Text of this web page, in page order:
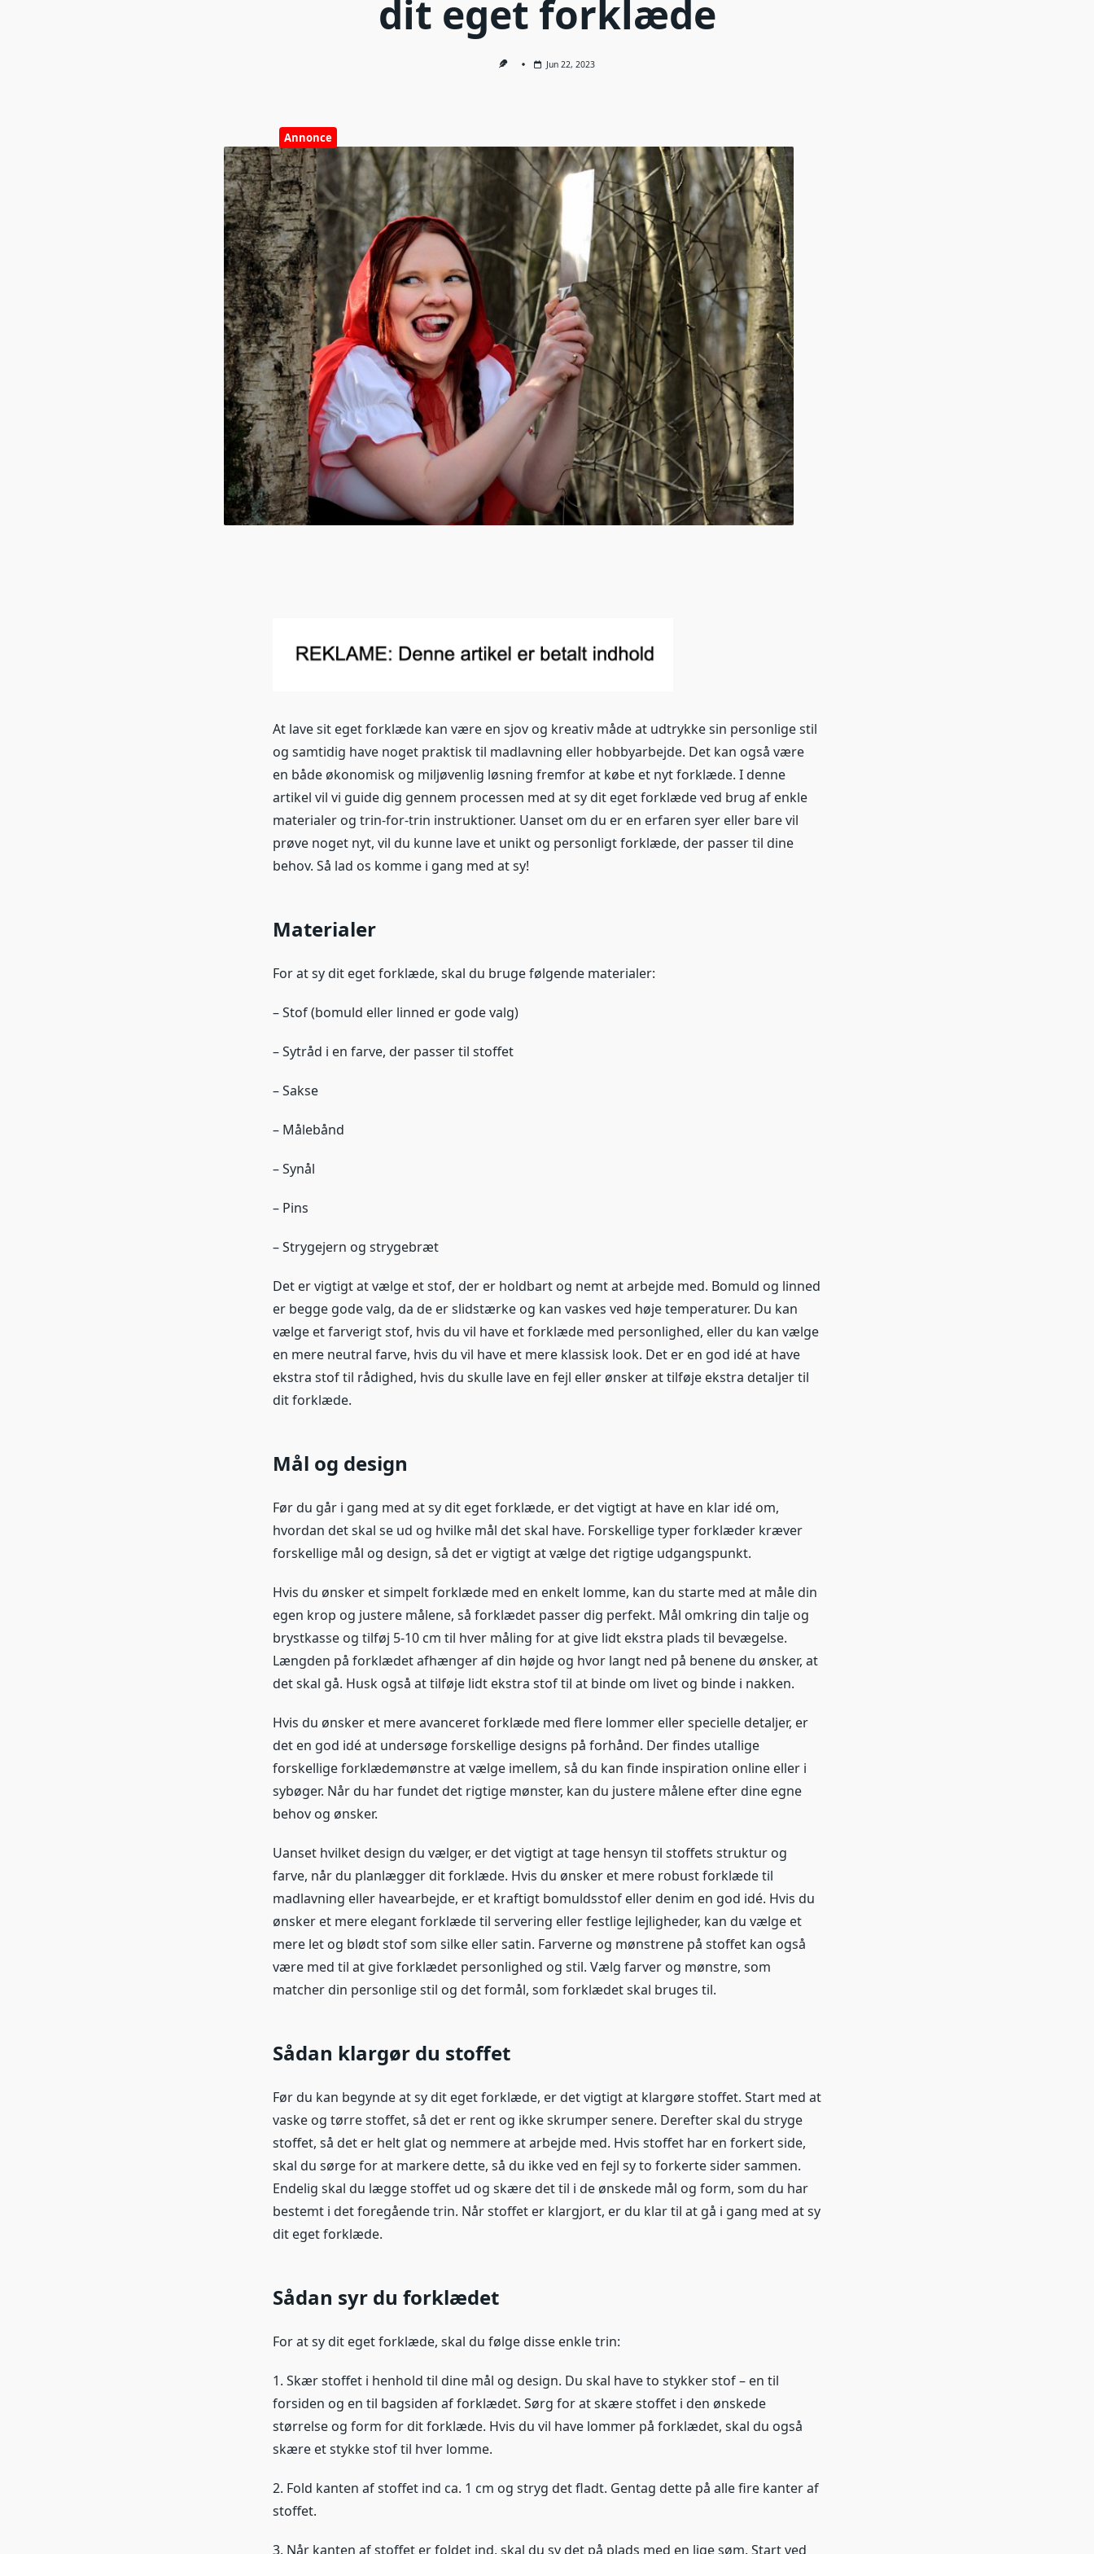
dit eget forklæde
Jun 22, 2023
Annonce
At lave sit eget forklæde kan være en sjov og kreativ måde at udtrykke sin personlige stil
og samtidig have noget praktisk til madlavning eller hobbyarbejde. Det kan også være
en både økonomisk og miljøvenlig løsning fremfor at købe et nyt forklæde. I denne
artikel vil vi guide dig gennem processen med at sy dit eget forklæde ved brug af enkle
materialer og trin-for-trin instruktioner. Uanset om du er en erfaren syer eller bare vil
prøve noget nyt, vil du kunne lave et unikt og personligt forklæde, der passer til dine
behov. Så lad os komme i gang med at sy!
Materialer
For at sy dit eget forklæde, skal du bruge følgende materialer:
– Stof (bomuld eller linned er gode valg)
– Sytråd i en farve, der passer til stoffet
– Sakse
– Målebånd
– Synål
– Pins
– Strygejern og strygebræt
Det er vigtigt at vælge et stof, der er holdbart og nemt at arbejde med. Bomuld og linned
er begge gode valg, da de er slidstærke og kan vaskes ved høje temperaturer. Du kan
vælge et farverigt stof, hvis du vil have et forklæde med personlighed, eller du kan vælge
en mere neutral farve, hvis du vil have et mere klassisk look. Det er en god idé at have
ekstra stof til rådighed, hvis du skulle lave en fejl eller ønsker at tilføje ekstra detaljer til
dit forklæde.
Mål og design
Før du går i gang med at sy dit eget forklæde, er det vigtigt at have en klar idé om,
hvordan det skal se ud og hvilke mål det skal have. Forskellige typer forklæder kræver
forskellige mål og design, så det er vigtigt at vælge det rigtige udgangspunkt.
Hvis du ønsker et simpelt forklæde med en enkelt lomme, kan du starte med at måle din
egen krop og justere målene, så forklædet passer dig perfekt. Mål omkring din talje og
brystkasse og tilføj 5-10 cm til hver måling for at give lidt ekstra plads til bevægelse.
Længden på forklædet afhænger af din højde og hvor langt ned på benene du ønsker, at
det skal gå. Husk også at tilføje lidt ekstra stof til at binde om livet og binde i nakken.
Hvis du ønsker et mere avanceret forklæde med flere lommer eller specielle detaljer, er
det en god idé at undersøge forskellige designs på forhånd. Der findes utallige
forskellige forklædemønstre at vælge imellem, så du kan finde inspiration online eller i
sybøger. Når du har fundet det rigtige mønster, kan du justere målene efter dine egne
behov og ønsker.
Uanset hvilket design du vælger, er det vigtigt at tage hensyn til stoffets struktur og
farve, når du planlægger dit forklæde. Hvis du ønsker et mere robust forklæde til
madlavning eller havearbejde, er et kraftigt bomuldsstof eller denim en god idé. Hvis du
ønsker et mere elegant forklæde til servering eller festlige lejligheder, kan du vælge et
mere let og blødt stof som silke eller satin. Farverne og mønstrene på stoffet kan også
være med til at give forklædet personlighed og stil. Vælg farver og mønstre, som
matcher din personlige stil og det formål, som forklædet skal bruges til.
Sådan klargør du stoffet
Før du kan begynde at sy dit eget forklæde, er det vigtigt at klargøre stoffet. Start med at
vaske og tørre stoffet, så det er rent og ikke skrumper senere. Derefter skal du stryge
stoffet, så det er helt glat og nemmere at arbejde med. Hvis stoffet har en forkert side,
skal du sørge for at markere dette, så du ikke ved en fejl sy to forkerte sider sammen.
Endelig skal du lægge stoffet ud og skære det til i de ønskede mål og form, som du har
bestemt i det foregående trin. Når stoffet er klargjort, er du klar til at gå i gang med at sy
dit eget forklæde.
Sådan syr du forklædet
For at sy dit eget forklæde, skal du følge disse enkle trin:
1. Skær stoffet i henhold til dine mål og design. Du skal have to stykker stof – en til
forsiden og en til bagsiden af forklædet. Sørg for at skære stoffet i den ønskede
størrelse og form for dit forklæde. Hvis du vil have lommer på forklædet, skal du også
skære et stykke stof til hver lomme.
2. Fold kanten af stoffet ind ca. 1 cm og stryg det fladt. Gentag dette på alle fire kanter af
stoffet.
3. Når kanten af stoffet er foldet ind, skal du sy det på plads med en lige søm. Start ved